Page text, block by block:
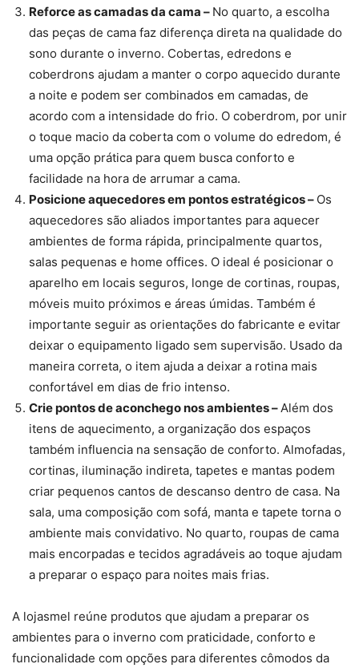
Reforce as camadas da cama – No quarto, a escolha
das peças de cama faz diferença direta na qualidade do
sono durante o inverno. Cobertas, edredons e
coberdrons ajudam a manter o corpo aquecido durante
a noite e podem ser combinados em camadas, de
acordo com a intensidade do frio. O coberdrom, por unir
o toque macio da coberta com o volume do edredom, é
uma opção prática para quem busca conforto e
facilidade na hora de arrumar a cama.
Posicione aquecedores em pontos estratégicos – Os
aquecedores são aliados importantes para aquecer
ambientes de forma rápida, principalmente quartos,
salas pequenas e home offices. O ideal é posicionar o
aparelho em locais seguros, longe de cortinas, roupas,
móveis muito próximos e áreas úmidas. Também é
importante seguir as orientações do fabricante e evitar
deixar o equipamento ligado sem supervisão. Usado da
maneira correta, o item ajuda a deixar a rotina mais
confortável em dias de frio intenso.
Crie pontos de aconchego nos ambientes –Além dos
itens de aquecimento, a organização dos espaços
também influencia na sensação de conforto. Almofadas,
cortinas, iluminação indireta, tapetes e mantas podem
criar pequenos cantos de descanso dentro de casa. Na
sala, uma composição com sofá, manta e tapete torna o
ambiente mais convidativo. No quarto, roupas de cama
mais encorpadas e tecidos agradáveis ao toque ajudam
a preparar o espaço para noites mais frias.
A lojasmel reúne produtos que ajudam a preparar os
ambientes para o inverno com praticidade, conforto e
funcionalidade com opções para diferentes cômodos da